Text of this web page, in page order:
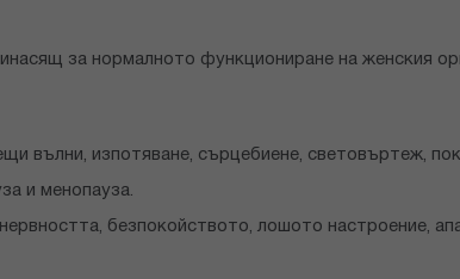
за нормалното функциониране на женския
вълни, изпотяване, сърцебиене, световъртеж,
и менопауза.
безпокойството, лошото настроение,